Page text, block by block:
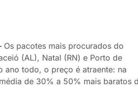
Os pacotes mais procurados do
(AL), Natal (RN) e Porto de
ano todo, o preço é atraente: na
de 30% a 50% mais baratos